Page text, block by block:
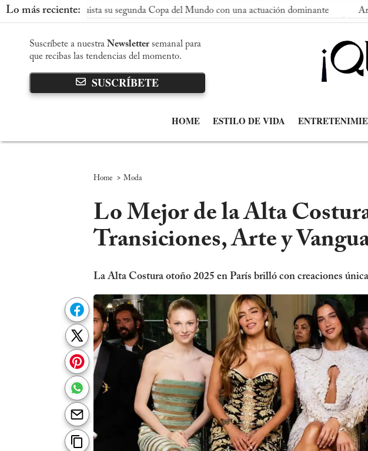
Lo más reciente:
conquista su segunda Copa del Mundo con una actuación dominante Argentina vence
Suscríbete a nuestra Newsletter semanal para
que recibas las tendencias del momento.
SUSCRÍBETE
HOME ESTILO DE VIDA
Home > Moda
Lo Mejor de la Alta
Transiciones, Arte y
La Alta Costura otoño 2025 en París brilló con creaciones